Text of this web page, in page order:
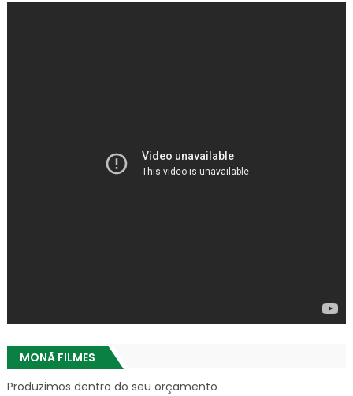
MONÃ FILMES
Produzimos dentro do seu orçamento